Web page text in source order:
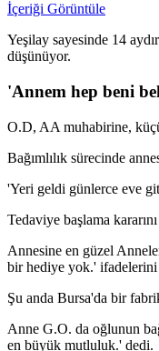
İçeriği Görüntüle
Yeşilay sayesinde 14
düşünüyor.
'Annem hep beni
O.D, AA muhabirine,
Bağımlılık sürecinde
'Yeri geldi günlerce eve
Tedaviye başlama
Annesine en güzel
bir hediye yok.' ifadelerini
Şu anda Bursa'da bir
Anne G.O. da oğlunun
en büyük mutluluk.' dedi.